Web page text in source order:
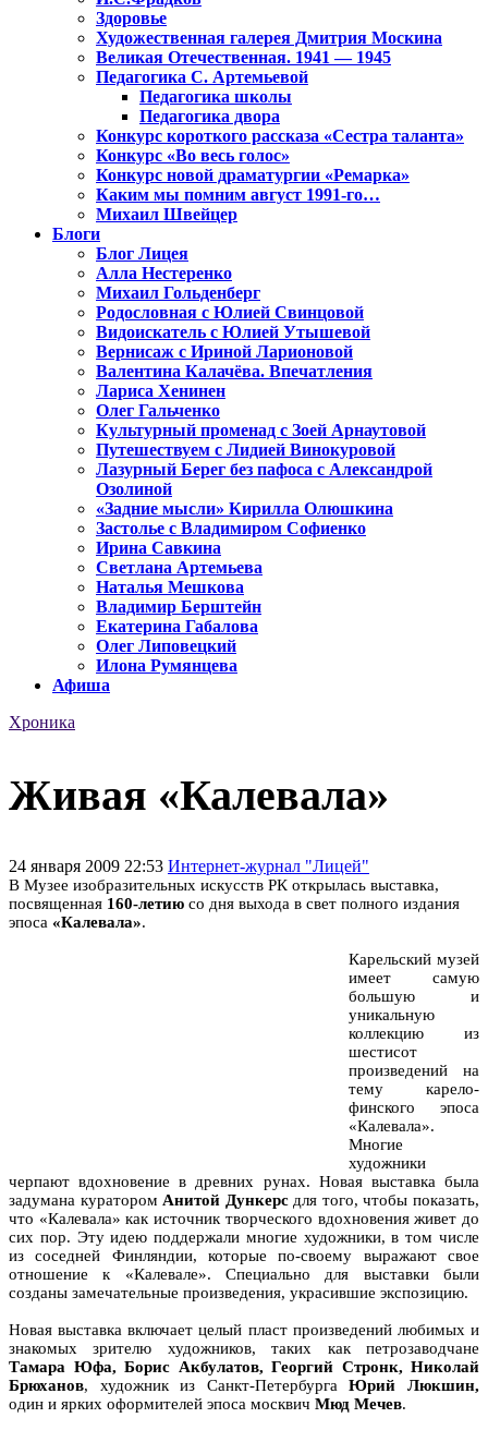
Здоровье
Художественная галерея Дмитрия Москина
Великая Отечественная. 1941 — 1945
Педагогика С. Артемьевой
Педагогика школы
Педагогика двора
Конкурс короткого рассказа «Сестра таланта»
Конкурс «Во весь голос»
Конкурс новой драматургии «Ремарка»
Каким мы помним август 1991-го…
Михаил Швейцер
Блоги
Блог Лицея
Алла Нестеренко
Михаил Гольденберг
Родословная с Юлией Свинцовой
Видоискатель с Юлией Утышевой
Вернисаж с Ириной Ларионовой
Валентина Калачёва. Впечатления
Лариса Хенинен
Олег Гальченко
Культурный променад с Зоей Арнаутовой
Путешествуем с Лидией Винокуровой
Лазурный Берег без пафоса с Александрой
Озолиной
«Задние мысли» Кирилла Олюшкина
Застолье с Владимиром Софиенко
Ирина Савкина
Светлана Артемьева
Наталья Мешкова
Владимир Берштейн
Екатерина Габалова
Олег Липовецкий
Илона Румянцева
Афиша
Хроника
Живая «Калевала»
24 января 2009 22:53 Интернет-журнал "Лицей"
В Музее изобразительных искусств РК открылась выставка,
посвященная 160-летию со дня выхода в свет полного издания
эпоса «Калевала».
Карельский музей
имеет самую
большую и
уникальную
коллекцию из
шестисот
произведений на
тему карело-
финского эпоса
«Калевала».
Многие
художники
черпают вдохновение в древних рунах. Новая выставка была
задумана куратором Анитой Дункерсдля того, чтобы показать,
что «Калевала» как источник творческого вдохновения живет до
сих пор. Эту идею поддержали многие художники, в том числе
из соседней Финляндии, которые по-своему выражают свое
отношение к «Калевале». Специально для выставки были
созданы замечательные произведения, украсившие экспозицию.
Новая выставка включает целый пласт произведений любимых и
знакомых зрителю художников, таких как петрозаводчане
Тамара Юфа, Борис Акбулатов, Георгий Стронк, Николай
Брюханов, художник из Санкт-ПетербургаЮрий Люкшин,
один и ярких оформителей эпоса москвич Мюд Мечев.